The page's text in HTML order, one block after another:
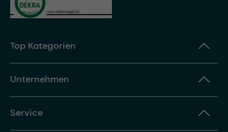
Top Kategorien
Unternehmen
Service